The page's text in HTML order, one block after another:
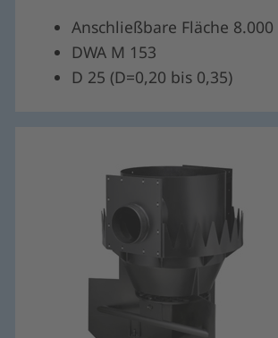
Anschließbare Fläche 8.000
DWA M 153
D 25 (D=0,20 bis 0,35)